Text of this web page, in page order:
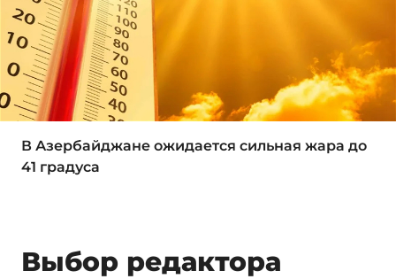
В Азербайджане ожидается сильная жара до
41 градуса
Выбор редактора